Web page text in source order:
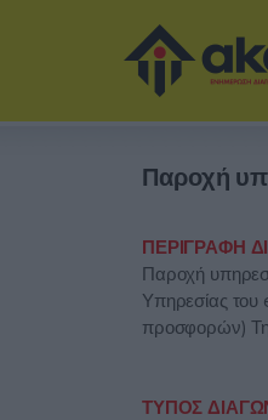
Παροχή
ΠΕΡΙΓΡΑΦΗ
Παροχή
Υπηρεσίας
προσφορών)
ΤΥΠΟΣ